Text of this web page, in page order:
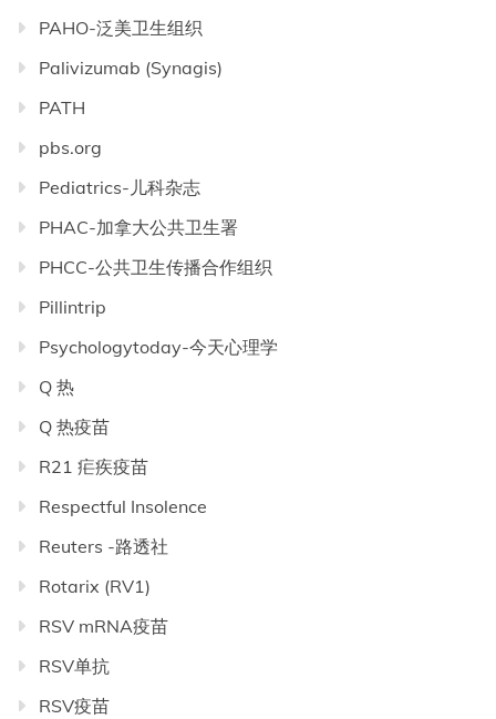
PAHO-泛美卫生组织
Palivizumab (Synagis)
PATH
pbs.org
Pediatrics-儿科杂志
PHAC-加拿大公共卫生署
PHCC-公共卫生传播合作组织
Pillintrip
Psychologytoday-今天心理学
Q 热
Q 热疫苗
R21 疟疾疫苗
Respectful Insolence
Reuters -路透社
Rotarix (RV1)
RSV mRNA疫苗
RSV单抗
RSV疫苗